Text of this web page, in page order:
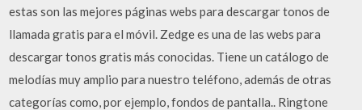
estas son las mejores páginas webs para descargar tonos de
llamada gratis para el móvil. Zedge es una de las webs para
descargar tonos gratis más conocidas. Tiene un catálogo de
melodías muy amplio para nuestro teléfono, además de otras
categorías como, por ejemplo, fondos de pantalla.. Ringtone